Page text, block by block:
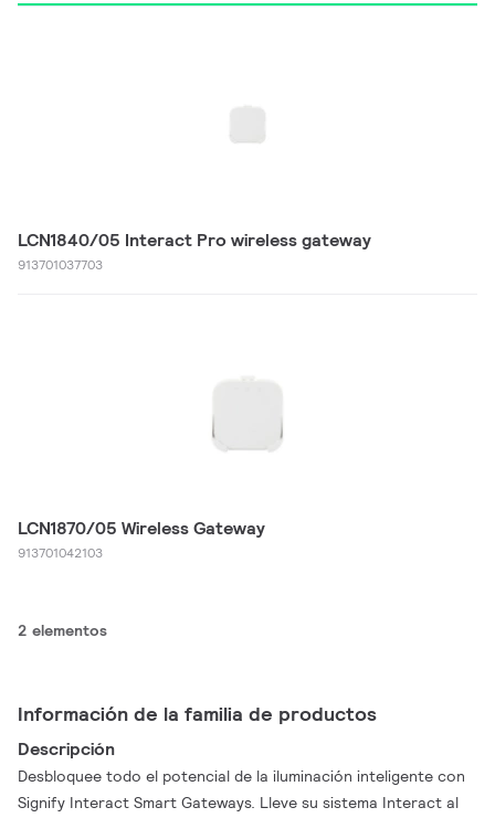
LCN1840/05 Interact Pro wireless gateway
913701037703
LCN1870/05 Wireless Gateway
913701042103
2 elementos
Información de la familia de productos
Descripción
Desbloquee todo el potencial de la iluminación inteligente con
Signify Interact Smart Gateways. Lleve su sistema Interact al